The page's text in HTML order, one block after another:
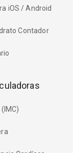
iOS / Android
Contador